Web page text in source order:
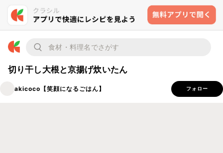
切り干し大根と京揚げ炊いたん
akicoco【笑顔になるごはん】 フォロー